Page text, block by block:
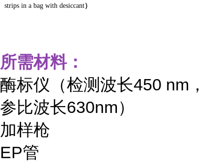
strips in a bag with desiccant）
所需材料：
酶标仪（检测波长450 nm，
参比波长630nm）
加样枪
EP管